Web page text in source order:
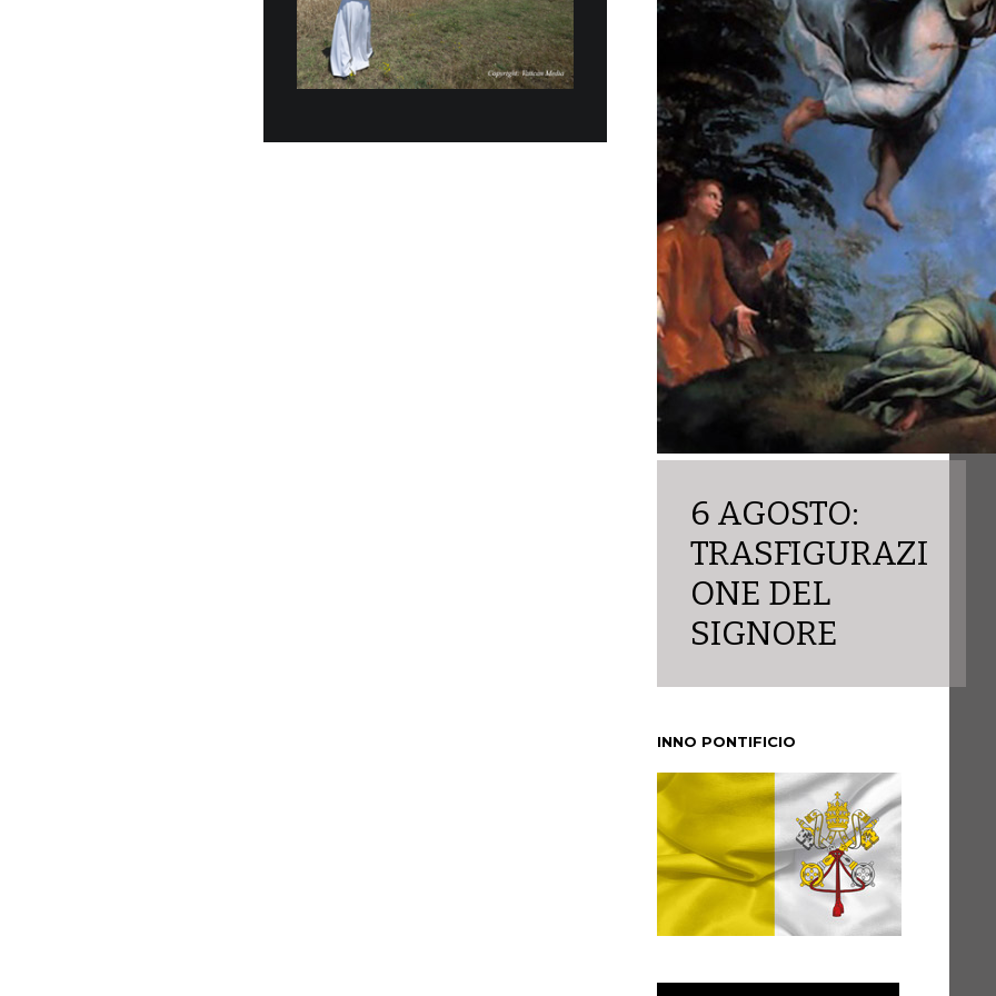
Si apre oggi a Ginevra l'edizione 2026 del WSIS Forum,
importante appuntamento multilaterale delle Nazioni Unite
dedicato alla società dell'informazione, promosso
dall'International Telecommunication Union (ITU)...
6 AGOSTO:
TRASFIGURAZI
ONE DEL
SIGNORE
INNO PONTIFICIO